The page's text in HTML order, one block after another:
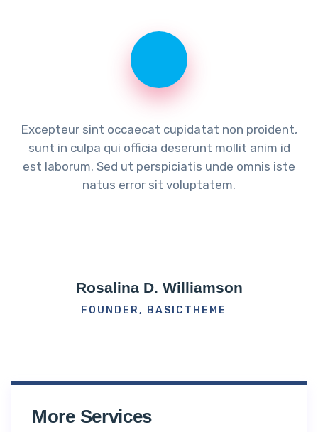
Excepteur sint occaecat cupidatat non proident,
sunt in culpa qui officia deserunt mollit anim id
est laborum. Sed ut perspiciatis unde omnis iste
natus error sit voluptatem.
Rosalina D. Williamson
FOUNDER, BASICTHEME
More Services